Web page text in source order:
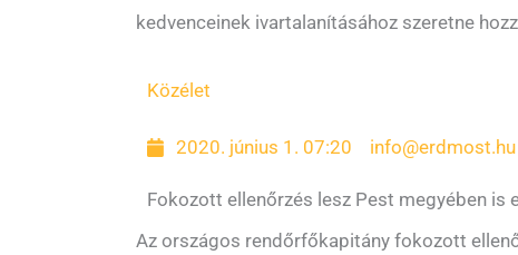
kedvenceinek ivartalanításához szeretne
Közélet
2020. június 1. 07:20 info@erdmost.hu
Fokozott ellenőrzés lesz Pest megyében is
Az országos rendőrfőkapitány fokozott